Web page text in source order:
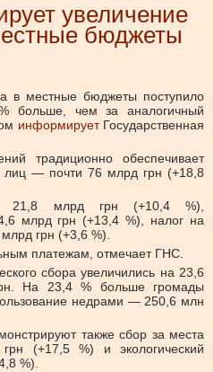
увеличение
бюджеты
в местные бюджеты поступило
больше, чем за аналогичный
информирует Государственная
традиционно обеспечивает
лиц — почти 76 млрд грн (+18,8
21,8 млрд грн (+10,4 %),
млрд грн (+13,4 %), налог на
грн (+3,6 %).
платежам, отмечает ГНС.
сбора увеличились на 23,6
На 23,4 % больше громады
недрами — 250,6 млн
также сбор за места
(+17,5 %) и экологический
%).